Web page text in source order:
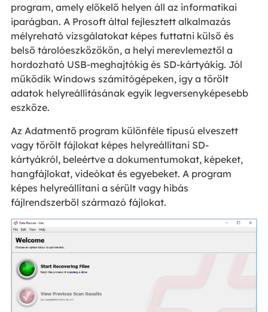
program, amely előkelő helyen áll az informatikai
iparágban. A Prosoft által fejlesztett alkalmazás
mélyreható vizsgálatokat képes futtatni külső és
belső tárolóeszközökön, a helyi merevlemeztől a
hordozható USB-meghajtókig és SD-kártyákig. Jól
működik Windows számítógépeken, így a törölt
adatok helyreállításának egyik legversenyképesebb
eszköze.
Az Adatmentő program különféle típusú elveszett
vagy törölt fájlokat képes helyreállítani SD-
kártyákról, beleértve a dokumentumokat, képeket,
hangfájlokat, videókat és egyebeket. A program
képes helyreállítani a sérült vagy hibás
fájlrendszerből származó fájlokat.